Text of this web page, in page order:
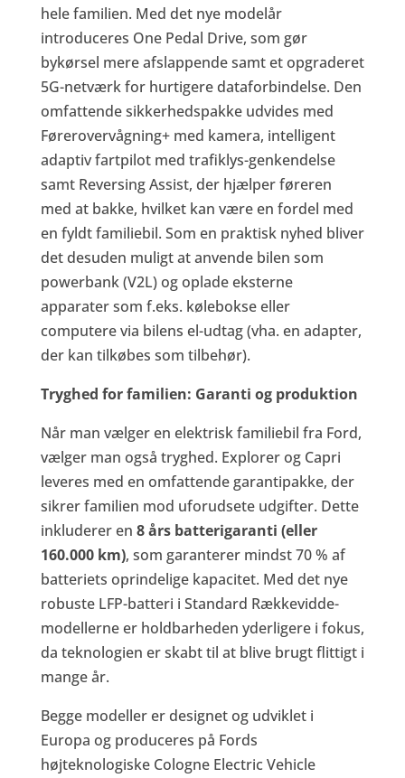
hele familien. Med det nye modelår
introduceres One Pedal Drive, som gør
bykørsel mere afslappende samt et opgraderet
5G-netværk for hurtigere dataforbindelse. Den
omfattende sikkerhedspakke udvides med
Førerovervågning+ med kamera, intelligent
adaptiv fartpilot med trafiklys-genkendelse
samt Reversing Assist, der hjælper føreren
med at bakke, hvilket kan være en fordel med
en fyldt familiebil. Som en praktisk nyhed bliver
det desuden muligt at anvende bilen som
powerbank (V2L) og oplade eksterne
apparater som f.eks. kølebokse eller
computere via bilens el-udtag (vha. en adapter,
der kan tilkøbes som tilbehør).
Tryghed for familien: Garanti og produktion
Når man vælger en elektrisk familiebil fra Ford,
vælger man også tryghed. Explorer og Capri
leveres med en omfattende garantipakke, der
sikrer familien mod uforudsete udgifter. Dette
inkluderer en 8 års batterigaranti (eller
160.000 km), som garanterer mindst 70 % af
batteriets oprindelige kapacitet. Med det nye
robuste LFP-batteri i Standard Rækkevidde-
modellerne er holdbarheden yderligere i fokus,
da teknologien er skabt til at blive brugt flittigt i
mange år.
Begge modeller er designet og udviklet i
Europa og produceres på Fords
højteknologiske Cologne Electric Vehicle